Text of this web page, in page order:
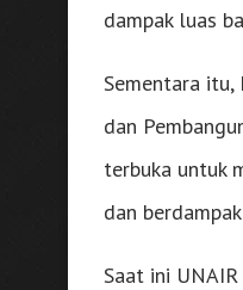
dampak luas
Sementara
dan
terbuka untuk
dan
Saat ini